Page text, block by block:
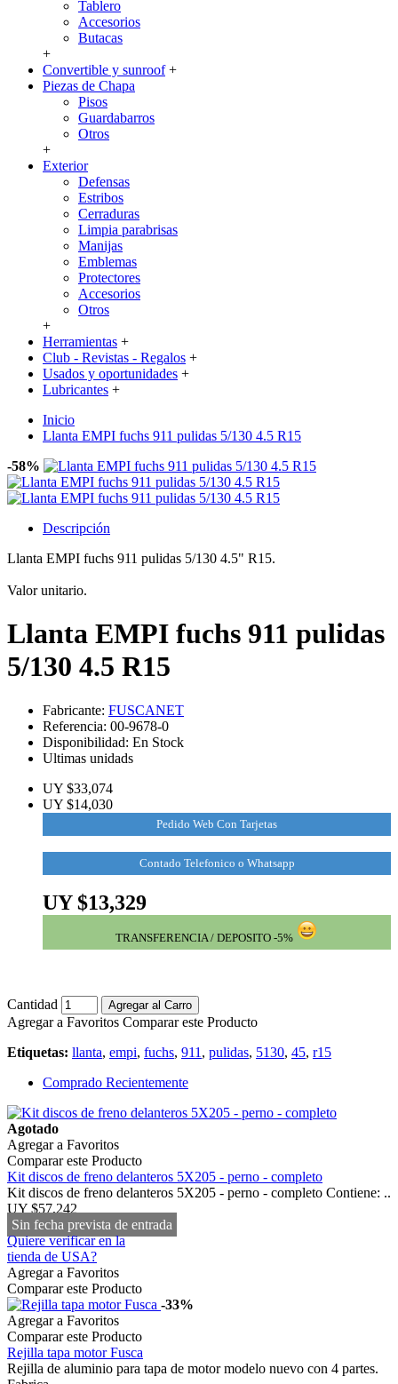
Tablero
Accesorios
Butacas
+
Convertible y sunroof +
Piezas de Chapa
Pisos
Guardabarros
Otros
+
Exterior
Defensas
Estribos
Cerraduras
Limpia parabrisas
Manijas
Emblemas
Protectores
Accesorios
Otros
+
Herramientas +
Club - Revistas - Regalos +
Usados y oportunidades +
Lubricantes +
Inicio
Llanta EMPI fuchs 911 pulidas 5/130 4.5 R15
-58%
Descripción
Llanta EMPI fuchs 911 pulidas 5/130 4.5" R15.
Valor unitario.
Llanta EMPI fuchs 911 pulidas
5/130 4.5 R15
Fabricante: FUSCANET
Referencia: 00-9678-0
Disponibilidad: En Stock
Ultimas unidads
UY $33,074
UY $14,030
Pedido Web Con Tarjetas
Contado Telefonico o Whatsapp
UY $13,329
TRANSFERENCIA / DEPOSITO -5%
Cantidad Agregar al Carro
Agregar a Favoritos Comparar este Producto
Etiquetas: llanta, empi, fuchs, 911 , pulidas, 5130, 45, r15
Comprado Recientemente
Agotado
Agregar a Favoritos
Comparar este Producto
Kit discos de freno delanteros 5X205 - perno - completo
Kit discos de freno delanteros 5X205 - perno - completo Contiene: ..
UY $57,242
Sin fecha prevista de entrada
Quiere verificar en la
tienda de USA?
Agregar a Favoritos
Comparar este Producto
-33%
Agregar a Favoritos
Comparar este Producto
Rejilla tapa motor Fusca
Rejilla de aluminio para tapa de motor modelo nuevo con 4 partes.